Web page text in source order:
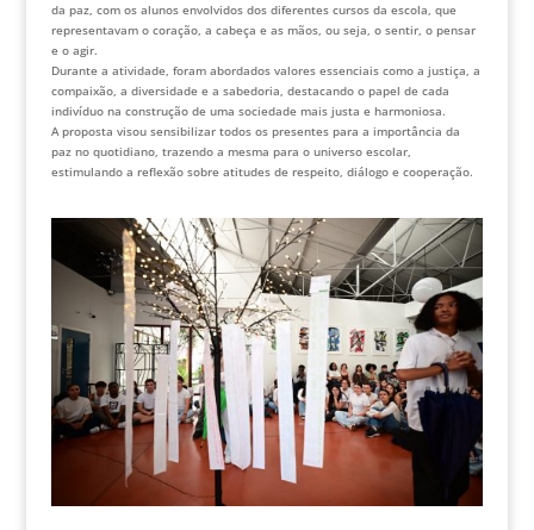
da paz, com os alunos envolvidos dos diferentes cursos da escola, que
representavam o coração, a cabeça e as mãos, ou seja, o sentir, o pensar
e o agir.
Durante a atividade, foram abordados valores essenciais como a justiça, a
compaixão, a diversidade e a sabedoria, destacando o papel de cada
indivíduo na construção de uma sociedade mais justa e harmoniosa.
A proposta visou sensibilizar todos os presentes para a importância da
paz no quotidiano, trazendo a mesma para o universo escolar,
estimulando a reflexão sobre atitudes de respeito, diálogo e cooperação.